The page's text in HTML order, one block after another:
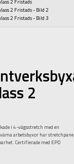
2
i 4-vägsstretch med en
arbetsbyxor har
Certifierade med EPD